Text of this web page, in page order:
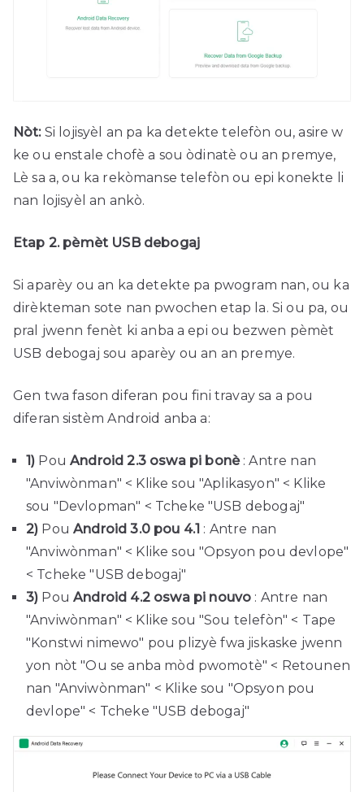
Nòt:Si lojisyèl an pa ka detekte telefòn ou, asire w
ke ou enstale chofè a sou òdinatè ou an premye,
Lè sa a, ou ka rekòmanse telefòn ou epi konekte li
nan lojisyèl an ankò.
Etap 2. pèmèt USB debogaj
Si aparèy ou an ka detekte pa pwogram nan, ou ka
dirèkteman sote nan pwochen etap la. Si ou pa, ou
pral jwenn fenèt ki anba a epi ou bezwen pèmèt
USB debogaj sou aparèy ou an an premye.
Gen twa fason diferan pou fini travay sa a pou
diferan sistèm Android anba a:
1) PouAndroid 2.3 oswa pi bonè: Antre nan
"Anviwònman" < Klike sou "Aplikasyon" < Klike
sou "Devlopman" < Tcheke "USB debogaj"
2) PouAndroid 3.0 pou 4.1 : Antre nan
"Anviwònman" < Klike sou "Opsyon pou devlope"
< Tcheke "USB debogaj"
3) PouAndroid 4.2 oswa pi nouvo : Antre nan
"Anviwònman" < Klike sou "Sou telefòn" < Tape
"Konstwi nimewo" pou plizyè fwa jiskaske jwenn
yon nòt "Ou se anba mòd pwomotè" < Retounen
nan "Anviwònman" < Klike sou "Opsyon pou
devlope" < Tcheke "USB debogaj"